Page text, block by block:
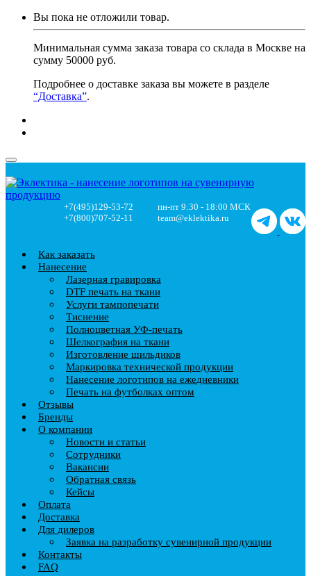
Вы пока не отложили товар.
Минимальная сумма заказа товара со склада в Москве на
сумму 50000 руб.
Подробнее о доставке заказа вы можете в разделе
“Доставка”.
+7(495)129-53-72
+7(800)707-52-11
пн-пт 9:30 - 18:00 МСК
team@eklektika.ru
Как заказать
Нанесение
Лазерная гравировка
DTF печать на ткани
Услуги тампопечати
Тиснение
Полноцветная УФ-печать
Шелкография на ткани
Изготовление шильдиков
Маркировка технической продукции
Нанесение логотипов на ежедневники
Печать на футболках оптом
Отзывы
Бренды
О компании
Новости и статьи
Сотрудники
Вакансии
Обратная связь
Кейсы
Оплата
Доставка
Для дилеров
Заявка на разработку сувенирной продукции
Контакты
FAQ